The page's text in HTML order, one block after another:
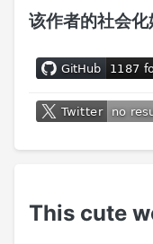
This cute
该作者的社会化